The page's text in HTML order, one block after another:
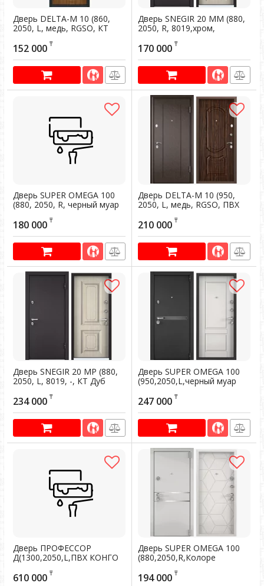
Дверь DELTA-M 10 (860,
2050, L, медь, RGSO, КТ
НАКЛ,) (Панель 10 мм)
Артикул: 200169
152 000 ₸
Дверь SNEGIR 20 MМ (880,
2050, R, 8019,хром,
НАКЛ,РУСТ) (RAL 8019)
Артикул: 200402
170 000 ₸
Дверь SUPER OMEGA 100
(880, 2050, R, черный муар
металлик, SP-16, КТ Белый,
SO-NC-1, хром, НАКЛ, -,
Артикул: 200549
180 000 ₸
Дверь DELTA-M 10 (950,
2050, L, медь, RGSO, ПВХ
-, -) (Панель 10 мм)
Артикул: 200195
210 000 ₸
Дверь SNEGIR 20 MP (880,
2050, L, 8019, -, КТ Дуб
бежевый, S20-02, хром,
НАКЛ, РУСТ, -) (RAL 8019)
Артикул: 200362
234 000 ₸
Дверь SUPER OMEGA 100
(950,2050,L,черный муар
металлик,SP-16,КТ
Белый,SO-NC-
Артикул: 200559
247 000 ₸
Дверь ПРОФЕССОР
Д(1300,2050,L,ПВХ КОНГО
Белый,3D1,хром,НАКЛ,НК2,ПВХ
610 000 ₸
Дверь SUPER OMEGA 100
(880,2050,R,Колоре
бьянко,SP-17,СТ Милк
матовый,SO-HT-3,
194 000 ₸